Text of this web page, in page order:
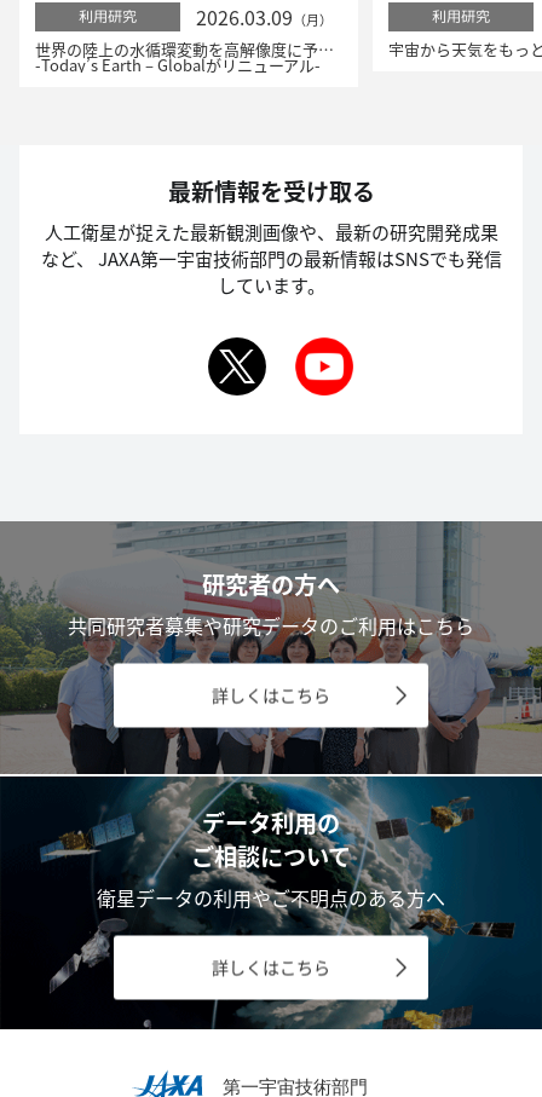
利用研究 2026.03.09 （月）
世界の陸上の水循環変動を高解像度に予測！
-Today’s Earth – Globalがリニューアル-
利用研究
最新情報を受け取る
人工衛星が捉えた最新観測画像や、最新の研究開発成果
など、
JAXA第一宇宙技術部門の最新情報はSNSでも発信
しています。
研究者の方へ
共同研究者募集や研究データのご利用はこちら
詳しくはこちら
データ利用の
ご相談について
衛星データの利用やご不明点のある方へ
詳しくはこちら